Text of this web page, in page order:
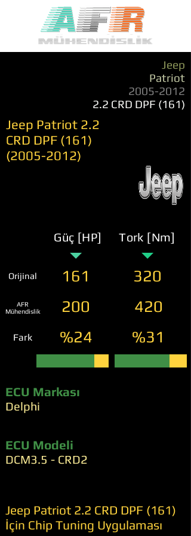
Jeep
Patriot
2005-2012
2.2 CRD DPF (161)
Jeep Patriot 2.2
CRD DPF (161)
(2005-2012)
Güç [HP] Tork [Nm]
Orijinal 161 320
AFR
Mühendislik
200 420
Fark %24 %31
ECU Markası
Delphi
ECU Modeli
DCM3.5 - CRD2
Jeep Patriot 2.2 CRD DPF (161)
İçin Chip Tuning Uygulaması